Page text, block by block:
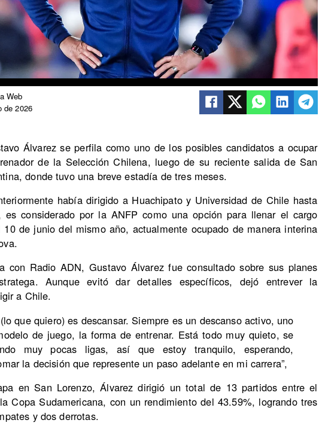
Web
de 2026
Álvarez se perfila como uno de los posibles candidatos a ocupar
de la Selección Chilena, luego de su reciente salida de San
donde tuvo una breve estadía de tres meses.
había dirigido a Huachipato y Universidad de Chile hasta
es considerado por la ANFP como una opción para llenar el cargo
10 de junio del mismo año, actualmente ocupado de manera interina
con Radio ADN, Gustavo Álvarez fue consultado sobre sus planes
Aunque evitó dar detalles específicos, dejó entrever la
a Chile.
que quiero) es descansar. Siempre es un descanso activo, uno
de juego, la forma de entrenar. Está todo muy quieto, se
muy pocas ligas, así que estoy tranquilo, esperando,
la decisión que represente un paso adelante en mi carrera”,
en San Lorenzo, Álvarez dirigió un total de 13 partidos entre el
Copa Sudamericana, con un rendimiento del 43.59%, logrando tres
y dos derrotas.